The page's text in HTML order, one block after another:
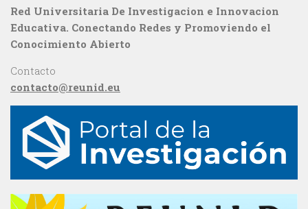
Red Universitaria De Investigacion e Innovacion
Educativa. Conectando Redes y Promoviendo el
Conocimiento Abierto
Contacto
contacto@reunid.eu